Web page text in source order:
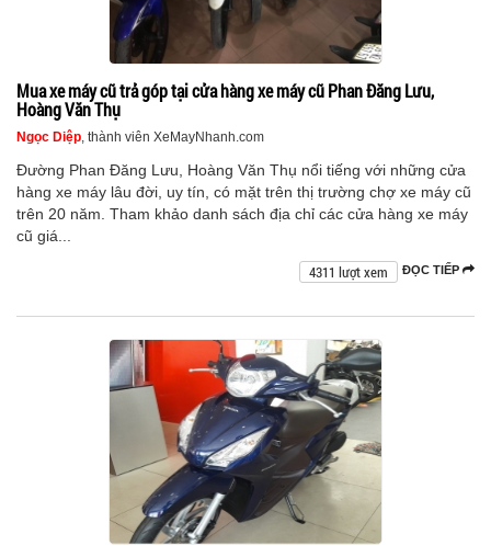
Mua xe máy cũ trả góp tại cửa hàng xe máy cũ Phan Đăng Lưu,
Hoàng Văn Thụ
Ngọc Diệp, thành viên XeMayNhanh.com
Đường Phan Đăng Lưu, Hoàng Văn Thụ nổi tiếng với những cửa
hàng xe máy lâu đời, uy tín, có mặt trên thị trường chợ xe máy cũ
trên 20 năm. Tham khảo danh sách địa chỉ các cửa hàng xe máy
cũ giá...
ĐỌC TIẾP
4311 lượt xem